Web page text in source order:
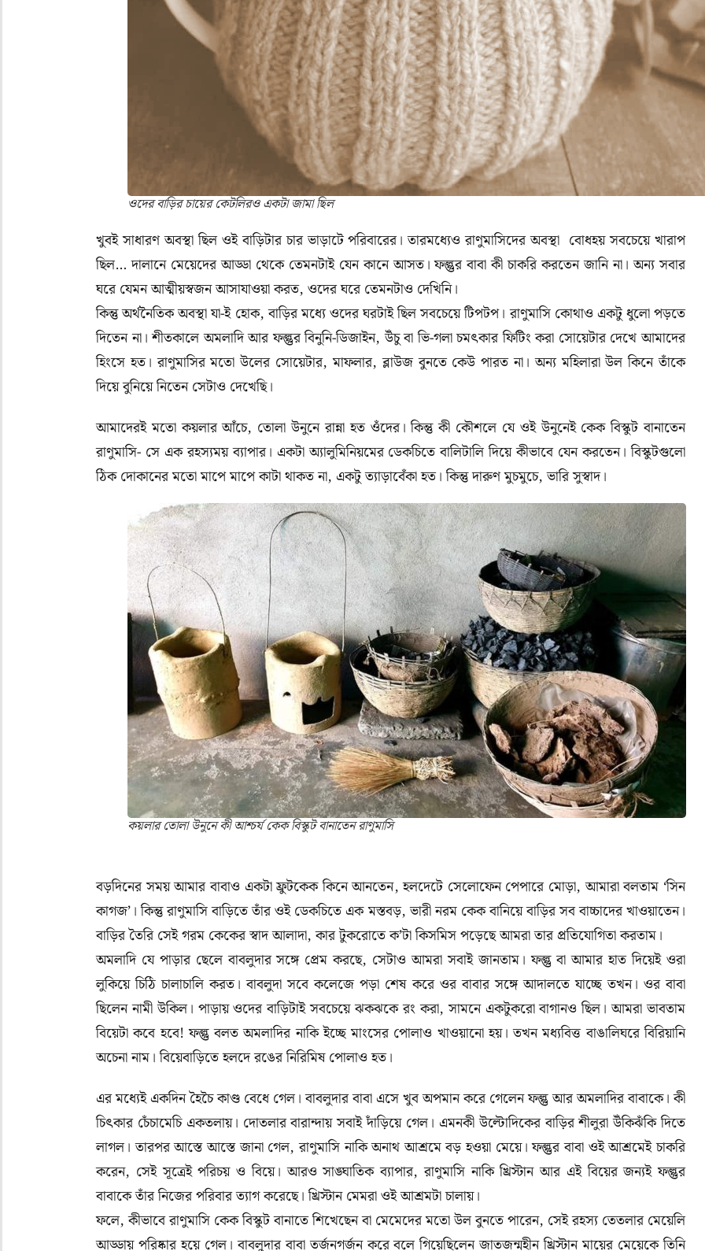
ওদের বাড়ির চায়ের কেটলিরও একটা জামা ছিল
খুবই সাধারণ অবস্থা ছিল ওই বাড়িটার চার ভাড়াটে পরিবারের।তারমধ্যেও রাণুমাসিদের অবস্থা বোধহয় সবচেয়ে খারাপ
ছিল…দালানে মেয়েদের আড্ডা থেকে তেমনটাই যেন কানে আসত। ফল্গুর বাবা কী চাকরি করতেন জানি না।অন্য সবার
ঘরে যেমন আত্মীয়স্বজন আসাযাওয়া করত, ওদের ঘরে তেমনটাও দেখিনি।
কিন্তু অর্থনৈতিক অবস্থা যা-ই হোক, বাড়ির মধ্যে ওদের ঘরটাই ছিল সবচেয়ে টিপটপ। রাণুমাসি কোথাও একটু ধুলো পড়তে
দিতেন না। শীতকালে অমলাদি আর ফল্গুর বিনুনি-ডিজাইন,উঁচু বা ভি-গলা চমৎকার ফিটিং করা সোয়েটার দেখে আমাদের
হিংসে হত। রাণুমাসির মতো উলের সোয়েটার,মাফলার,ব্লাউজ বুনতে কেউ পারত না। অন্য মহিলারা উল কিনে তাঁকে
দিয়ে বুনিয়ে নিতেন সেটাও দেখেছি।
আমাদেরই মতো কয়লার আঁচে, তোলা উনুনে রান্না হত ওঁদের। কিন্তু কী কৌশলে যে ওই উনুনেই কেক বিস্কুট বানাতেন
রাণুমাসি- সে এক রহস্যময় ব্যাপার। একটা অ্যালুমিনিয়মের ডেকচিতে বালিটালি দিয়ে কীভাবে যেন করতেন। বিস্কুটগুলো
ঠিক দোকানের মতো মাপে মাপে কাটা থাকত না, একটু ত্যাড়াবেঁকা হত। কিন্তু দারুণ মুচমুচে,ভারি সুস্বাদ।
কয়লার তোলা উনুনে কী আশ্চর্য কেক বিস্কুট বানাতেন রাণুমাসি
বড়দিনের সময় আমার বাবাও একটা ফ্রুটকেক কিনে আনতেন,হলদেটে সেলোফেন পেপারে মোড়া,আমারা বলতাম ‘সিন
কাগজ’। কিন্তু রাণুমাসি বাড়িতে তাঁর ওই ডেকচিতে এক মস্তবড়,ভারী নরম কেক বানিয়ে বাড়ির সব বাচ্চাদের খাওয়াতেন।
বাড়ির তৈরি সেই গরম কেকের স্বাদ আলাদা,কার টুকরোতে ক’টা কিসমিস পড়েছে আমরা তার প্রতিযোগিতা করতাম।
অমলাদি যে পাড়ার ছেলে বাবলুদার সঙ্গে প্রেম করছে, সেটাও আমরা সবাই জানতাম। ফল্গু বা আমার হাত দিয়েই ওরা
লুকিয়ে চিঠি চালাচালি করত। বাবলুদা সবে কলেজে পড়া শেষ করে ওর বাবার সঙ্গে আদালতে যাচ্ছে তখন। ওর বাবা
ছিলেন নামী উকিল। পাড়ায় ওদের বাড়িটাই সবচেয়ে ঝকঝকে রং করা,সামনে একটুকরো বাগানও ছিল। আমরা ভাবতাম
বিয়েটা কবে হবে!ফল্গু বলত অমলাদির নাকি ইচ্ছে মাংসের পোলাও খাওয়ানো হয়। তখন মধ্যবিত্ত বাঙালিঘরে বিরিয়ানি
অচেনা নাম। বিয়েবাড়িতে হলদে রঙের নিরিমিষ পোলাও হত।
এর মধ্যেই একদিন হৈচৈ কাণ্ড বেধে গেল।বাবলুদার বাবা এসে খুব অপমান করে গেলেন ফল্গু আর অমলাদির বাবাকে। কী
চিৎকার চেঁচামেচি একতলায়। দোতলার বারান্দায় সবাই দাঁড়িয়ে গেল। এমনকী উল্টোদিকের বাড়ির শীলুরা উঁকিঝঁকি দিতে
লাগল। তারপর আস্তে আস্তে জানা গেল, রাণুমাসি নাকি অনাথ আশ্রমে বড় হওয়া মেয়ে। ফল্গুর বাবা ওই আশ্রমেই চাকরি
করেন, সেই সূত্রেই পরিচয় ও বিয়ে। আরও সাঙ্ঘাতিক ব্যাপার, রাণুমাসি নাকি খ্রিস্টান আর এই বিয়ের জন্যই ফল্গুর
বাবাকে তাঁর নিজের পরিবার ত্যাগ করেছে। খ্রিস্টান মেমরা ওই আশ্রমটা চালায়।
ফলে, কীভাবে রাণুমাসি কেক বিস্কুট বানাতে শিখেছেন বা মেমেদের মতো উল বুনতে পারেন, সেই রহস্য তেতলার মেয়েলি
আড্ডায় পরিষ্কার হয়ে গেল। বাবলুদার বাবা তর্জনগর্জন করে বলে গিয়েছিলেন জাতজন্মহীন খ্রিস্টান মায়ের মেয়েকে তিনি